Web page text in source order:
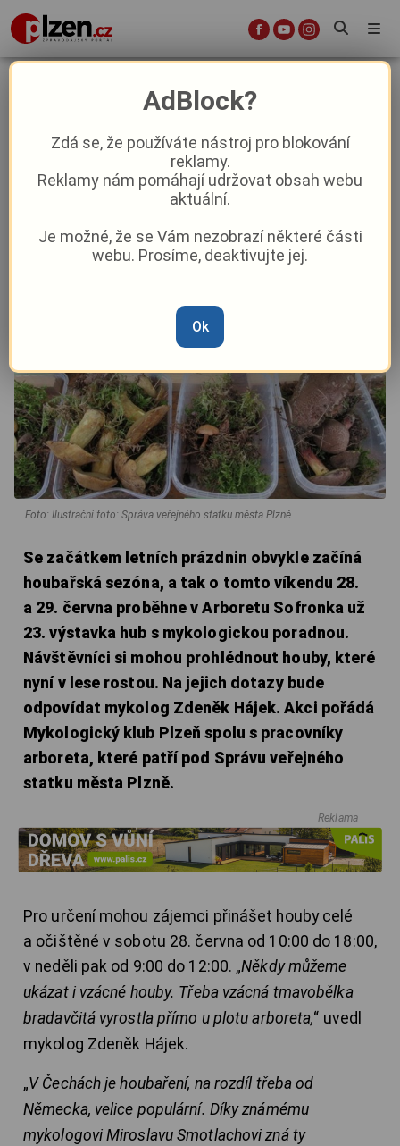
Výstava hub na Sofronce nabídne
desítky druhů a rady od mykologa
Z Plzně
25. 6. 2025|06:19
Foto: Ilustrační foto: Správa veřejného statku města Plzně
Se začátkem letních prázdnin obvykle začíná
houbařská sezóna, a tak o tomto víkendu 28.
a 29. června proběhne v Arboretu Sofronka už
23. výstavka hub s mykologickou poradnou.
Návštěvníci si mohou prohlédnout houby, které
nyní v lese rostou. Na jejich dotazy bude
odpovídat mykolog Zdeněk Hájek. Akci pořádá
Mykologický klub Plzeň spolu s pracovníky
arboreta, které patří pod Správu veřejného
statku města Plzně.
Reklama
Pro určení mohou zájemci přinášet houby celé
a očištěné v sobotu 28. června od 10:00 do 18:00,
v neděli pak od 9:00 do 12:00. „Někdy můžeme
ukázat i vzácné houby. Třeba vzácná tmavobělka
bradavčitá vyrostla přímo u plotu arboreta,“ uvedl
mykolog Zdeněk Hájek.
„V Čechách je houbaření, na rozdíl třeba od
Německa, velice populární. Díky známému
mykologovi Miroslavu Smotlachovi zná ty
AdBlock?
Zdá se, že používáte nástroj pro blokování
reklamy.
Reklamy nám pomáhají udržovat obsah webu
aktuální.
Je možné, že se Vám nezobrazí některé části
webu. Prosíme, deaktivujte jej.
Ok